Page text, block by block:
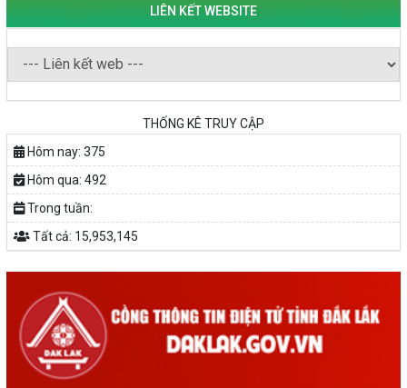
NGHIỆP
LAN TỎA TINH THẦN KHỞI NGHIỆP TRONG THANH NIÊN TẠI
HUYỆN KRÔNG PẮC
KHỞI NGHIỆP VỚI MÔ HÌNH NUÔI ỐC NHỒI
NHÌN LẠI HOẠT ĐỘNG KHỞI NGHIỆP ĐẮK LẮK GIAI ĐOẠN 2018-
2020
LIÊN KẾT WEBSITE
THỐNG KÊ TRUY CẬP
Hôm nay: 375
Hôm qua: 492
Trong tuần:
Tất cả: 15,953,145